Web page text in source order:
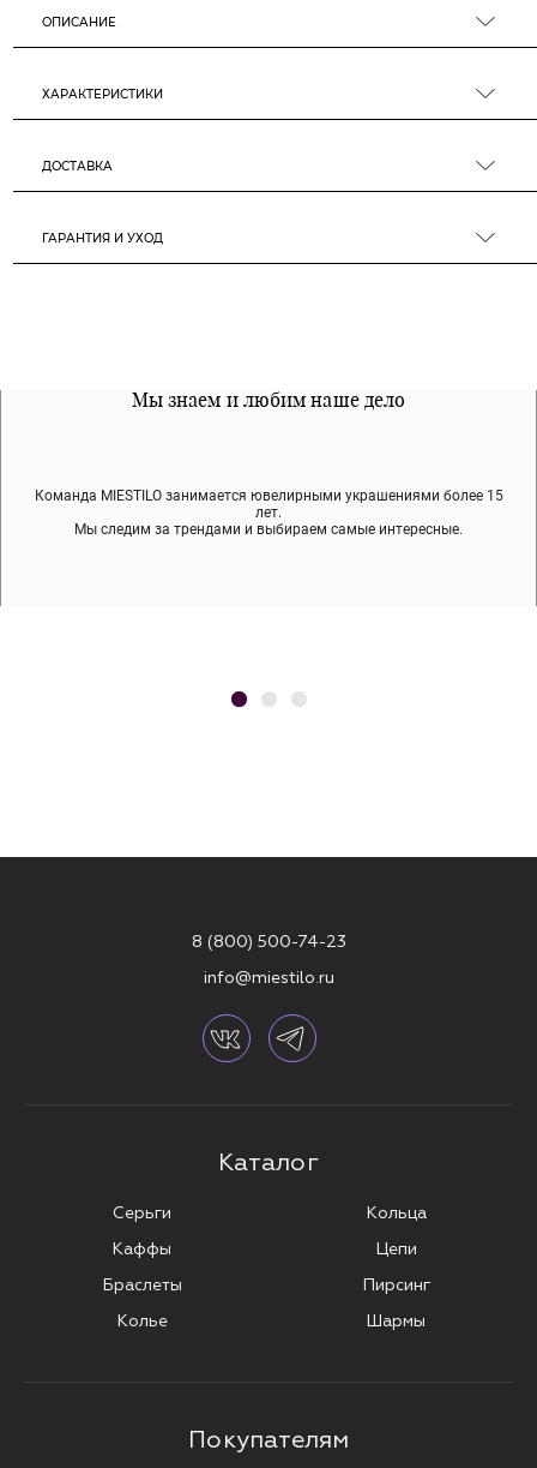
ОПИСАНИЕ
ХАРАКТЕРИСТИКИ
ДОСТАВКА
ГАРАНТИЯ И УХОД
Мы знаем и любим наше дело
Команда MIESTILO занимается ювелирными украшениями более 15
лет.
Мы следим за трендами и выбираем самые интересные.
Все наши материалы гипоалергенны
Мы используем покрытие (родий, ювелирный сплав), которое не
содержит никеля и свинца — это исключает аллергию.
Примерка перед покупкой
Во время доставки спокойно примеряйте украшения, выбирайте те,
что вам нравятся, остальные заберёт курьер.
8 (800) 500-74-23
info@miestilo.ru
Каталог
Серьги
Каффы
Браслеты
Колье
Кольца
Цепи
Пирсинг
Шармы
Покупателям